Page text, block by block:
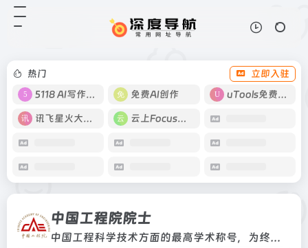
热门
立即入驻
5118 AI写作工具
免费AI创作 uTools免费工具箱
讯飞星火大模型 云上Focus接码
中国工程院院士
中国工程科学技术方面的最高学术称号，为终身荣誉